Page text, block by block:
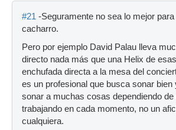
#21 -Seguramente no sea lo mejor
cacharro.
Pero por ejemplo David Palau lleva
directo nada más que una Helix de
enchufada directa a la mesa del
es un profesional que busca sonar bien
sonar a muchas cosas dependiendo
trabajando en cada momento, no un
cualquiera.